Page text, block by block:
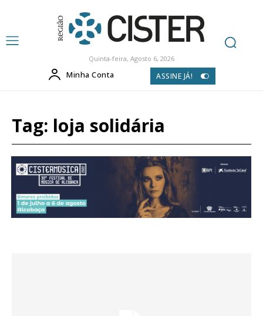
Quinta-feira, Agosto 6, 2026
Minha Conta ASSINE JÁ!
Tag: loja solidária